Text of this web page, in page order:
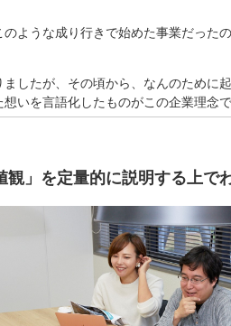
のような成り行きで始めた事業だった
したが、その頃から、なんのために
いを言語化したものがこの企業理念で
観」を定量的に説明する上で